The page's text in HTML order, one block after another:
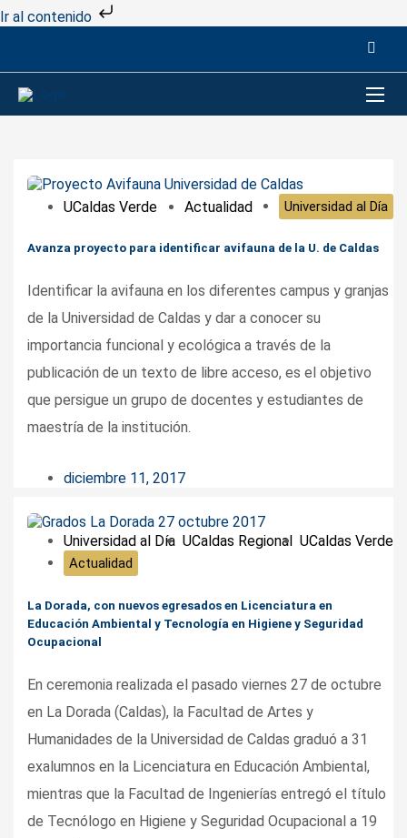
Ir al contenido
UCaldas Verde Actualidad Universidad al Día
Avanza proyecto para identificar avifauna de la U. de Caldas
Identificar la avifauna en los diferentes campus y granjas
de la Universidad de Caldas y dar a conocer su
importancia funcional y ecológica a través de la
publicación de un texto de libre acceso, es el objetivo
que persigue un grupo de docentes y estudiantes de
maestría de la institución.
diciembre 11, 2017
Universidad al Día UCaldas Regional UCaldas Verde
Actualidad
La Dorada, con nuevos egresados en Licenciatura en
Educación Ambiental y Tecnología en Higiene y Seguridad
Ocupacional
En ceremonia realizada el pasado viernes 27 de octubre
en La Dorada (Caldas), la Facultad de Artes y
Humanidades de la Universidad de Caldas graduó a 31
exalumnos en la Licenciatura en Educación Ambiental,
mientras que la Facultad de Ingenierías entregó el título
de Tecnólogo en Higiene y Seguridad Ocupacional a 19